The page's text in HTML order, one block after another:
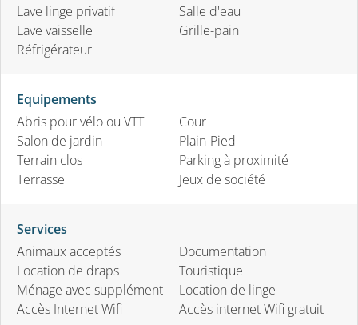
Lave linge privatif
Lave vaisselle
Réfrigérateur
Salle d'eau
Grille-pain
Equipements
Abris pour vélo ou VTT
Salon de jardin
Terrain clos
Terrasse
Cour
Plain-Pied
Parking à proximité
Jeux de société
Services
Animaux acceptés
Location de draps
Ménage avec supplément
Accès Internet Wifi
Documentation
Touristique
Location de linge
Accès internet Wifi gratuit